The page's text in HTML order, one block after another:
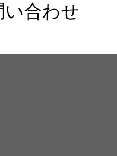
い合わせ